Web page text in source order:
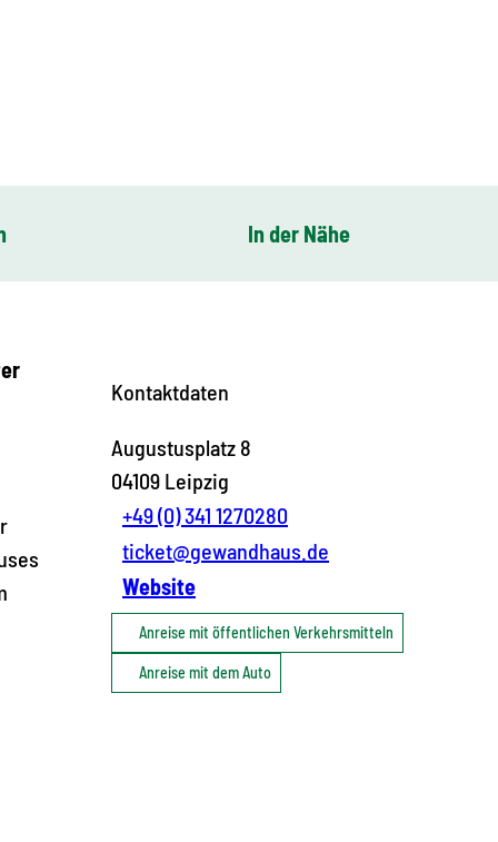
In der Nähe
Kontaktdaten
Augustusplatz 8
04109 Leipzig
+49 (0) 341 1270280
ticket@gewandhaus.de
Website
Anreise mit öffentlichen Verkehrsmitteln
Anreise mit dem Auto